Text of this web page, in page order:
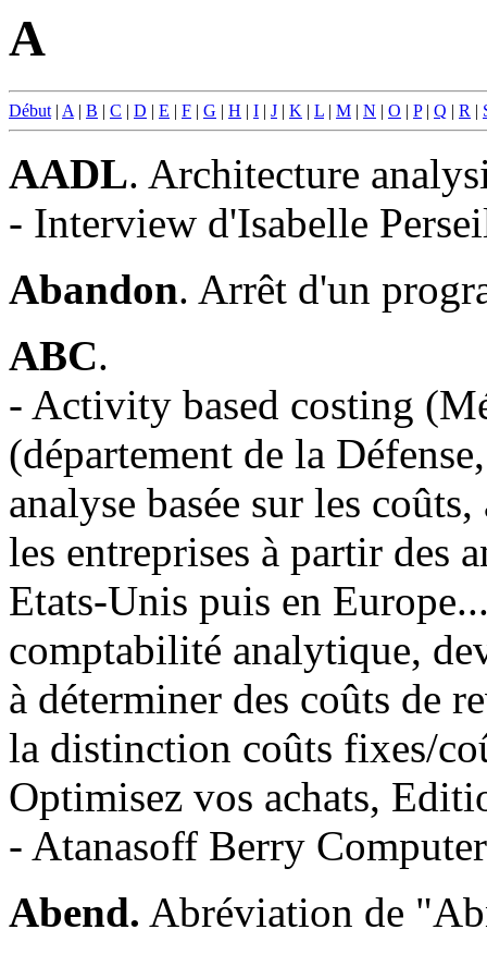
A
Début| A| B | C | D | E | F | G | H | I | J | K | L | M | N | O | P| Q | R |
AADL. Architecture
- Interview d'Isabelle
Abandon. Arrêt d'un
ABC.
- Activity based costing
(département de la
analyse basée sur les
les entreprises à partir des
Etats-Unis puis en
comptabilité analytique,
à déterminer des coûts de
la distinction coûts fixes/
Optimisez vos achats,
- Atanasoff Berry
Abend. Abréviation de